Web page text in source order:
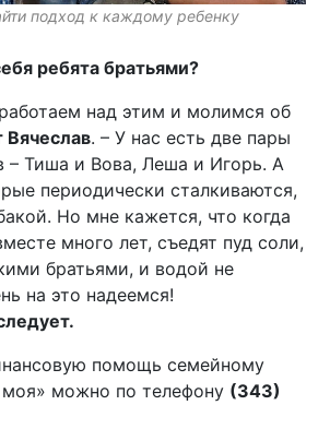
подход к каждому ребенку
ребята братьями?
над этим и молимся об
Вячеслав. – У нас есть две пары
– Тиша и Вова, Леша и Игорь. А
периодически сталкиваются,
Но мне кажется, что когда
много лет, съедят пуд соли,
братьями, и водой не
на это надеемся!
помощь семейному
можно по телефону (343)